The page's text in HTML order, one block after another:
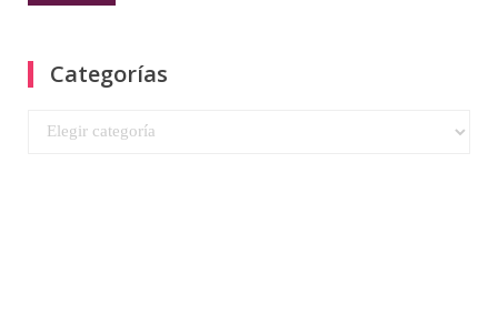
Categorías
Categorías